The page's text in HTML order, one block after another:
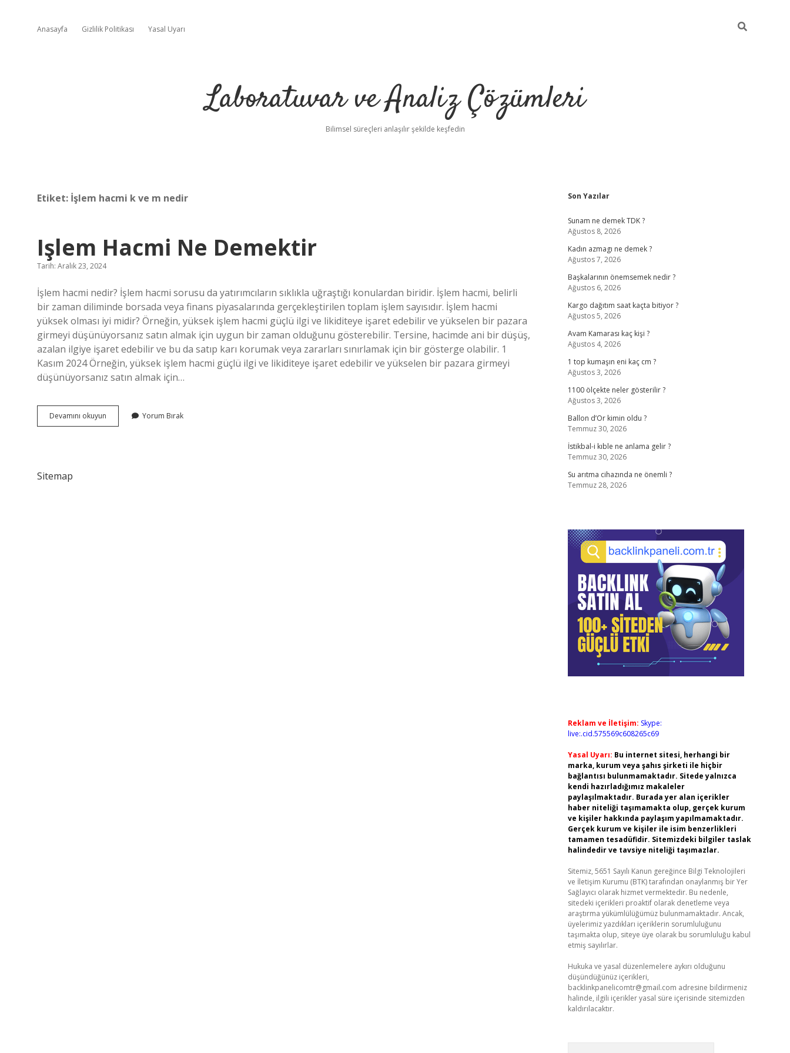
Anasayfa Gizlilik Politikası Yasal Uyarı
Laboratuvar ve Analiz Çözümleri
Bilimsel süreçleri anlaşılır şekilde keşfedin
Etiket: İşlem hacmi k ve m nedir
Işlem Hacmi Ne Demektir
Tarih: Aralık 23, 2024
İşlem hacmi nedir? İşlem hacmi sorusu da yatırımcıların sıklıkla uğraştığı konulardan biridir. İşlem hacmi, belirli
bir zaman diliminde borsada veya finans piyasalarında gerçekleştirilen toplam işlem sayısıdır. İşlem hacmi
yüksek olması iyi midir? Örneğin, yüksek işlem hacmi güçlü ilgi ve likiditeye işaret edebilir ve yükselen bir pazara
girmeyi düşünüyorsanız satın almak için uygun bir zaman olduğunu gösterebilir. Tersine, hacimde ani bir düşüş,
azalan ilgiye işaret edebilir ve bu da satıp karı korumak veya zararları sınırlamak için bir gösterge olabilir. 1
Kasım 2024 Örneğin, yüksek işlem hacmi güçlü ilgi ve likiditeye işaret edebilir ve yükselen bir pazara girmeyi
düşünüyorsanız satın almak için…
Devamını okuyun
Hacmi
Yorum Bırak
Sitemap
Sidebar
Son Yazılar
Sunam ne demek TDK ?
Ağustos 8, 2026
Kadın azmagı ne demek ?
Ağustos 7, 2026
Başkalarının önemsemek nedir ?
Ağustos 6, 2026
Kargo dağıtım saat kaçta bitiyor ?
Ağustos 5, 2026
Avam Kamarası kaç kişi ?
Ağustos 4, 2026
1 top kumaşın eni kaç cm ?
Ağustos 3, 2026
1100 ölçekte neler gösterilir ?
Ağustos 3, 2026
Ballon d’Or kimin oldu ?
Temmuz 30, 2026
İstikbal-i kıble ne anlama gelir ?
Temmuz 30, 2026
Su arıtma cihazında ne önemli ?
Temmuz 28, 2026
Reklam ve İletişim: Skype:
live:.cid.575569c608265c69
Yasal Uyarı: Bu internet sitesi, herhangi bir
marka, kurum veya şahıs şirketi ile hiçbir
bağlantısı bulunmamaktadır. Sitede yalnızca
kendi hazırladığımız makaleler
paylaşılmaktadır. Burada yer alan içerikler
haber niteliği taşımamakta olup, gerçek kurum
ve kişiler hakkında paylaşım yapılmamaktadır.
Gerçek kurum ve kişiler ile isim benzerlikleri
tamamen tesadüfidir. Sitemizdeki bilgiler taslak
halindedir ve tavsiye niteliği taşımazlar.
Sitemiz, 5651 Sayılı Kanun gereğince Bilgi Teknolojileri
ve İletişim Kurumu (BTK) tarafından onaylanmış bir Yer
Sağlayıcı olarak hizmet vermektedir. Bu nedenle,
sitedeki içerikleri proaktif olarak denetleme veya
araştırma yükümlülüğümüz bulunmamaktadır. Ancak,
üyelerimiz yazdıkları içeriklerin sorumluluğunu
taşımakta olup, siteye üye olarak bu sorumluluğu kabul
etmiş sayılırlar.
Hukuka ve yasal düzenlemelere aykırı olduğunu
düşündüğünüz içerikleri,
backlinkpanelicomtr@gmail.com adresine bildirmeniz
halinde, ilgili içerikler yasal süre içerisinde sitemizden
kaldırılacaktır.